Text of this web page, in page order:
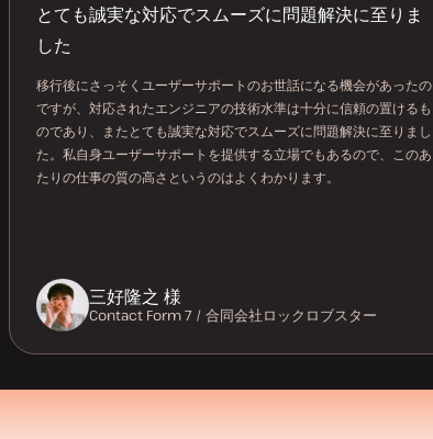
とても誠実な対応でスムーズに問題解決に至りま
した
移行後にさっそくユーザーサポートのお世話になる機会があったの
ですが、対応されたエンジニアの技術水準は十分に信頼の置けるも
のであり、またとても誠実な対応でスムーズに問題解決に至りまし
た。私自身ユーザーサポートを提供する立場でもあるので、このあ
たりの仕事の質の高さというのはよくわかります。
三好隆之 様
Contact Form 7 / 合同会社ロックロブスター